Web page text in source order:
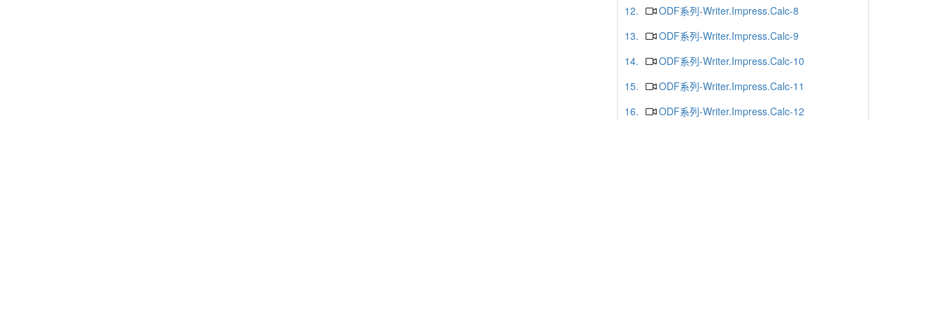
12.
ODF系列-Writer.Impress.Calc-8
13.
ODF系列-Writer.Impress.Calc-9
14.
ODF系列-Writer.Impress.Calc-10
15.
ODF系列-Writer.Impress.Calc-11
16.
ODF系列-Writer.Impress.Calc-12